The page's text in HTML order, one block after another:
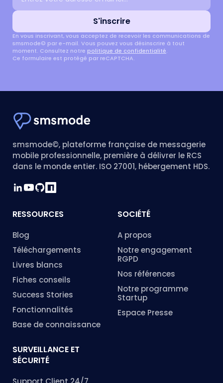
S'inscrire
En vous inscrivant, vous acceptez de recevoir les communications de
smsmode© par e-mail. Vous pouvez vous désinscrire à tout
moment. Consultez notre politique de confidentialité.
Ce formulaire est protégé par reCAPTCHA.
smsmode©, plateforme française de messagerie
mobile professionnelle, première à délivrer le RCS
dans le monde entier. ISO 27001, hébergement HDS.
RESSOURCES
Blog
Téléchargements
Livres blancs
Fiches conseils
Success Stories
Fonctionnalités
Base de connaissance
SOCIÉTÉ
A propos
Notre engagement
RGPD
Nos références
Notre programme
Startup
Espace Presse
SURVEILLANCE ET
SÉCURITÉ